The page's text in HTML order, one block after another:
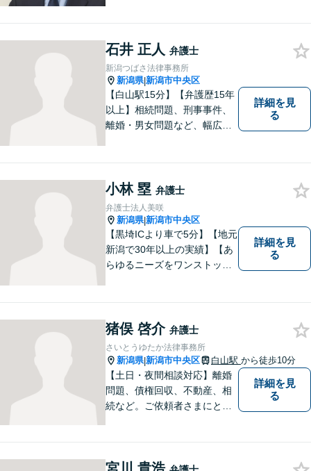
石井 正人 弁護士
新潟つばさ法律事務所
新潟県|新潟市中央区
【白山駅15分】【弁護歴15年
以上】相続問題、刑事事件、
離婚・男女問題など、幅広い
を目指します。まずはお気軽
にご相談を！【著書多数！】
詳細を見
る
小林 塁 弁護士
弁護士法人美咲
新潟県|新潟市中央区
【黒埼ICより車で5分】【地元
新潟で30年以上の実績】【あ
らゆるニーズをワンストップ
の努力をいたします。
詳細を見
る
猪俣 啓介 弁護士
さいとうゆたか法律事務所
新潟県|新潟市中央区 白山駅 から徒歩10分
【土日・夜間相談対応】離婚
問題、債権回収、不動産、相
続など。ご依頼者さまにとっ
ず、わかりやすくご説明しま
詳細を見
る